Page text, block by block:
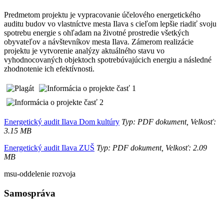
Predmetom projektu je vypracovanie účelového energetického
auditu budov vo vlastníctve mesta Ilava s cieľom lepšie riadiť svoju
spotrebu energie s ohľadam na životné prostredie všetkých
obyvateľov a návštevníkov mesta Ilava. Zámerom realizácie
projektu je vytvorenie analýzy aktuálného stavu vo
vyhodnocovaných objektoch spotrebúvajúcich energiu a následné
zhodnotenie ich efektívnosti.
Energetický audit Ilava Dom kultúry Typ: PDF dokument, Velkosť:
3.15 MB
Energetický audit Ilava ZUŠ Typ: PDF dokument, Velkosť: 2.09
MB
msu-oddelenie rozvoja
Samospráva